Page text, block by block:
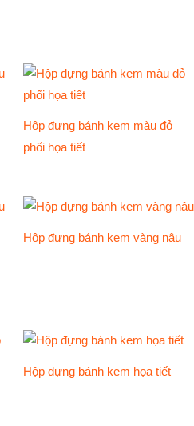
Hộp đựng bánh kem màu đỏ
phối họa tiết
Hộp đựng bánh kem vàng nâu
Hộp đựng bánh kem họa tiết